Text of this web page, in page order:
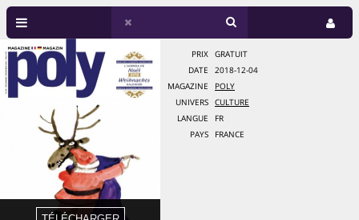
PRIX
GRATUIT
DATE
2018-12-04
MAGAZINE
POLY
UNIVERS
CULTURE
LANGUE
FR
PAYS
FRANCE